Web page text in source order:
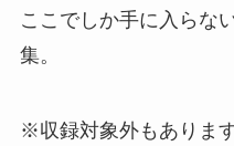
ここでしか手に入らな
集。
※収録対象外もありま